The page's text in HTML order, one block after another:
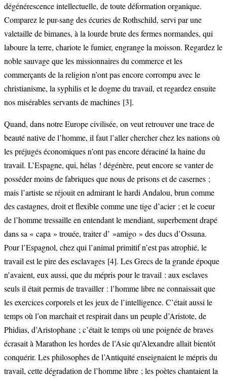
dégénérescence intellectuelle, de toute déformation organique.
Comparez le pur-sang des écuries de Rothschild, servi par une
valetaille de bimanes, à la lourde brute des fermes normandes, qui
laboure la terre, chariote le fumier, engrange la moisson. Regardez le
noble sauvage que les missionnaires du commerce et les
commerçants de la religion n’ont pas encore corrompu avec le
christianisme, la syphilis et le dogme du travail, et regardez ensuite
nos misérables servants de machines [3].
Quand, dans notre Europe civilisée, on veut retrouver une trace de
beauté native de l’homme, il faut l’aller chercher chez les nations où
les préjugés économiques n’ont pas encore déraciné la haine du
travail. L’Espagne, qui, hélas ! dégénère, peut encore se vanter de
posséder moins de fabriques que nous de prisons et de casernes ;
mais l’artiste se réjouit en admirant le hardi Andalou, brun comme
des castagnes, droit et flexible comme une tige d’acier ; et le coeur
de l’homme tressaille en entendant le mendiant, superbement drapé
dans sa « capa » trouée, traiter d’ »amigo » des ducs d’Ossuna.
Pour l’Espagnol, chez qui l’animal primitif n’est pas atrophié, le
travail est le pire des esclavages [4]. Les Grecs de la grande époque
n’avaient, eux aussi, que du mépris pour le travail : aux esclaves
seuls il était permis de travailler : l’homme libre ne connaissait que
les exercices corporels et les jeux de l’intelligence. C’était aussi le
temps où l’on marchait et respirait dans un peuple d’Aristote, de
Phidias, d’Aristophane ; c’était le temps où une poignée de braves
écrasait à Marathon les hordes de l’Asie qu’Alexandre allait bientôt
conquérir. Les philosophes de l’Antiquité enseignaient le mépris du
travail, cette dégradation de l’homme libre ; les poètes chantaient la